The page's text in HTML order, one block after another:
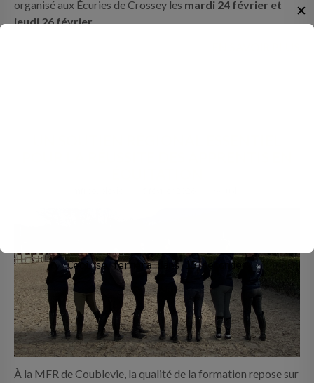
organisé aux Écuries de Crossey les mardi 24 février et
jeudi 26 février.
À la MFR de Coublevie, la qualité de la formation repose sur
✕
Ceci se fermera dans 14secondes